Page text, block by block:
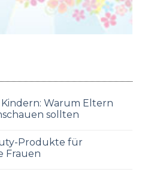
Warum Eltern
sollten
Produkte für
Frauen